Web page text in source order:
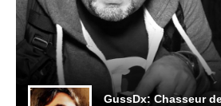
GussDx: Chasseur